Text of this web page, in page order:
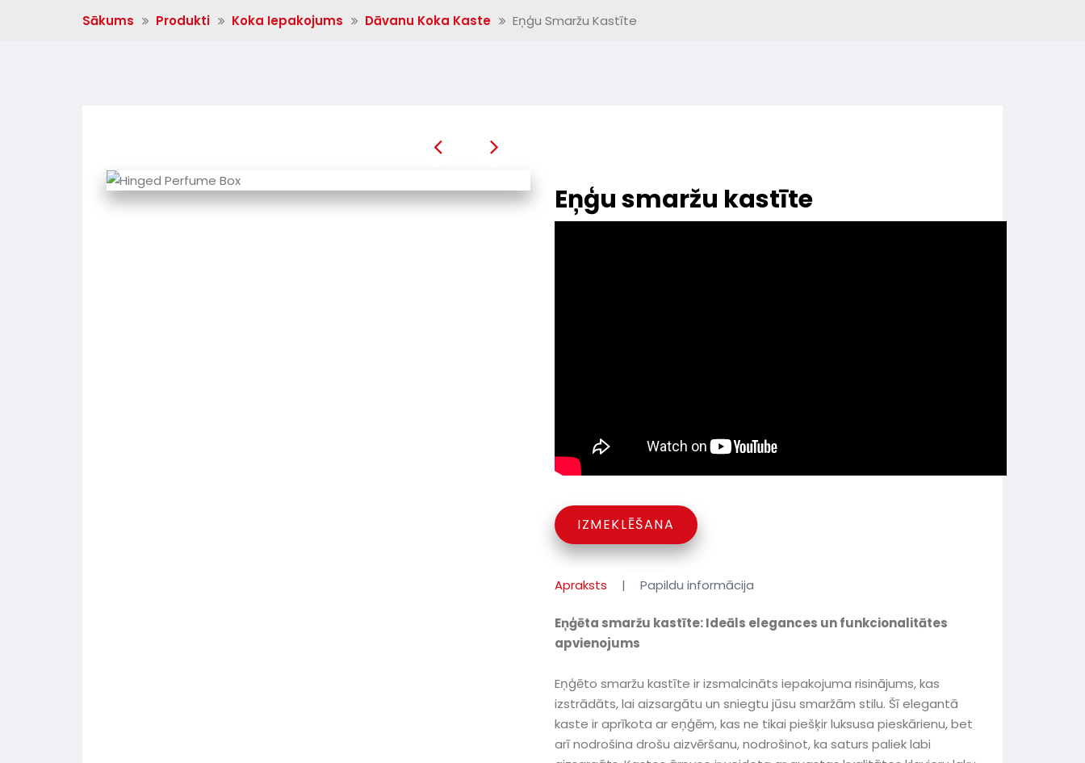
Sākums Produkti Koka Iepakojums Dāvanu Koka Kaste Eņģu Smaržu Kastīte
Eņģu smaržu kastīte
IZMEKLĒŠANA
Apraksts Papildu informācija
Eņģēta smaržu kastīte: Ideāls elegances un funkcionalitātes
apvienojums
Eņģēto smaržu kastīte ir izsmalcināts iepakojuma risinājums, kas
izstrādāts, lai aizsargātu un sniegtu jūsu smaržām stilu. Šī elegantā
kaste ir aprīkota ar eņģēm, kas ne tikai piešķir luksusa pieskārienu, bet
arī nodrošina drošu aizvēršanu, nodrošinot, ka saturs paliek labi